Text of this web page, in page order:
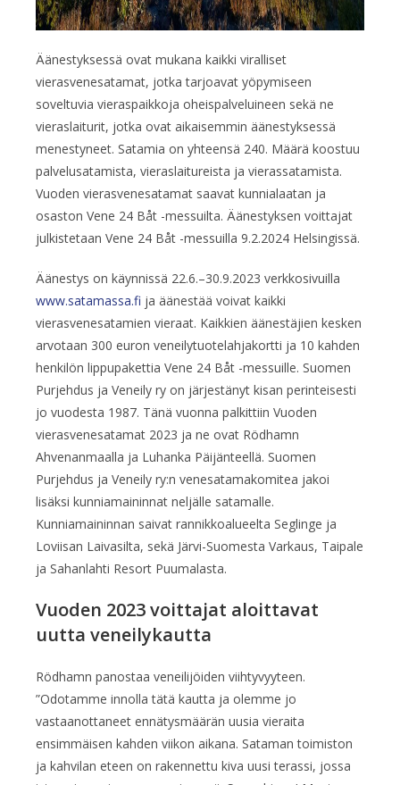
Äänestyksessä ovat mukana kaikki viralliset
vierasvenesatamat, jotka tarjoavat yöpymiseen
soveltuvia vieraspaikkoja oheispalveluineen sekä ne
vieraslaiturit, jotka ovat aikaisemmin äänestyksessä
menestyneet. Satamia on yhteensä 240. Määrä koostuu
palvelusatamista, vieraslaitureista ja vierassatamista.
Vuoden vierasvenesatamat saavat kunnialaatan ja
osaston Vene 24 Båt -messuilta. Äänestyksen voittajat
julkistetaan Vene 24 Båt -messuilla 9.2.2024 Helsingissä.
Äänestys on käynnissä 22.6.–30.9.2023 verkkosivuilla
www.satamassa.fi ja äänestää voivat kaikki
vierasvenesatamien vieraat. Kaikkien äänestäjien kesken
arvotaan 300 euron veneilytuotelahjakortti ja 10 kahden
henkilön lippupakettia Vene 24 Båt -messuille. Suomen
Purjehdus ja Veneily ry on järjestänyt kisan perinteisesti
jo vuodesta 1987. Tänä vuonna palkittiin Vuoden
vierasvenesatamat 2023 ja ne ovat Rödhamn
Ahvenanmaalla ja Luhanka Päijänteellä. Suomen
Purjehdus ja Veneily ry:n venesatamakomitea jakoi
lisäksi kunniamaininnat neljälle satamalle.
Kunniamaininnan saivat rannikkoalueelta Seglinge ja
Loviisan Laivasilta, sekä Järvi-Suomesta Varkaus, Taipale
ja Sahanlahti Resort Puumalasta.
Vuoden 2023 voittajat aloittavat
uutta veneilykautta
Rödhamn panostaa veneilijöiden viihtyvyyteen.
”Odotamme innolla tätä kautta ja olemme jo
vastaanottaneet ennätysmäärän uusia vieraita
ensimmäisen kahden viikon aikana. Sataman toimiston
ja kahvilan eteen on rakennettu kiva uusi terassi, jossa